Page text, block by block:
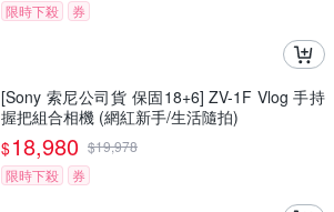
限時下殺
券
[Sony 索尼公司貨 保固18+6] ZV-1F Vlog 手持
握把組合相機 (網紅新手/生活隨拍)
$18,980 $19,978
限時下殺
券